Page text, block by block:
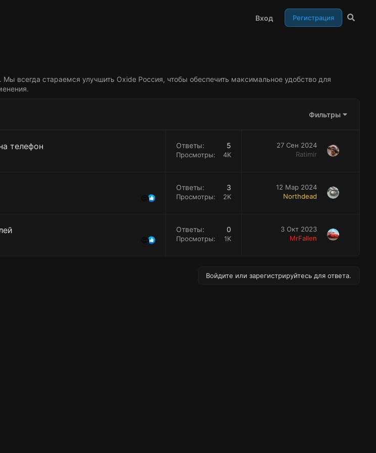
Вход Регистрация
всегда стараемся улучшить Oxide Россия, чтобы обеспечить максимальное удобство для
Фильтры
телефон Ответы 5
Просмотры 4K
27 Сен 2024
Ratimir
Ответы 3
Просмотры 2K
12 Мар 2024
Northdead
Ответы 0
Просмотры 1K
3 Окт 2023
MrFallen
Войдите или зарегистрируйтесь для ответа.